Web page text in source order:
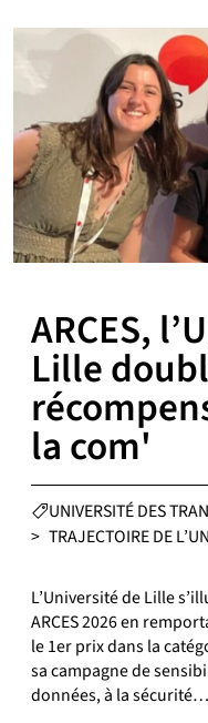
ARCES,
Lille
la com'
CATÉGORIES :
UNIVERSITÉ DES
> TRAJECTOIRE DE
L’Université de Lille
ARCES 2026 en
le 1er prix dans la
sa campagne de
données, à la sécurité…